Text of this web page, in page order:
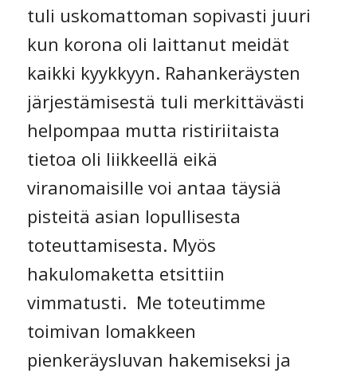
tuli uskomattoman sopivasti juuri
kun korona oli laittanut meidät
kaikki kyykkyyn. Rahankeräysten
järjestämisestä tuli merkittävästi
helpompaa mutta ristiriitaista
tietoa oli liikkeellä eikä
viranomaisille voi antaa täysiä
pisteitä asian lopullisesta
toteuttamisesta. Myös
hakulomaketta etsittiin
vimmatusti. Me toteutimme
toimivan lomakkeen
pienkeräysluvan hakemiseksi ja